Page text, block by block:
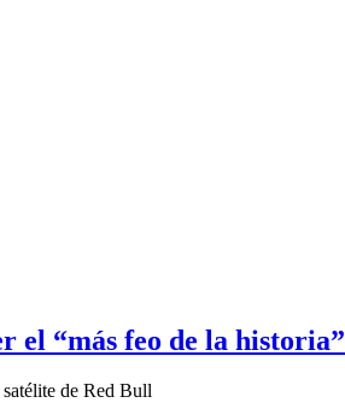
el “más feo de la historia”
de Red Bull